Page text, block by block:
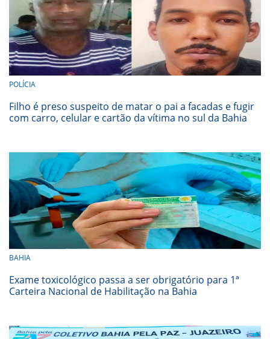
POLÍCIA
Filho é preso suspeito de matar o pai a facadas e fugir
com carro, celular e cartão da vítima no sul da Bahia
BAHIA
Exame toxicológico passa a ser obrigatório para 1ª
Carteira Nacional de Habilitação na Bahia